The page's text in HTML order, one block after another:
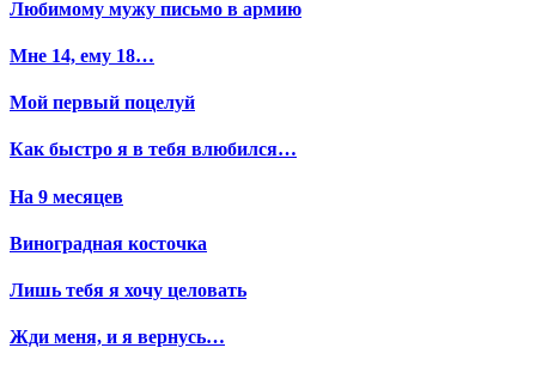
Любимому мужу письмо в армию
Мне 14, ему 18…
Мой первый поцелуй
Как быстро я в тебя влюбился…
На 9 месяцев
Виноградная косточка
Лишь тебя я хочу целовать
Жди меня, и я вернусь…